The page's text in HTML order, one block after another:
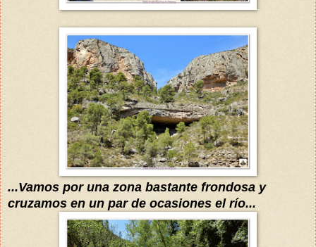
...Vamos por una zona bastante frondosa y
cruzamos en un par de ocasiones el río...